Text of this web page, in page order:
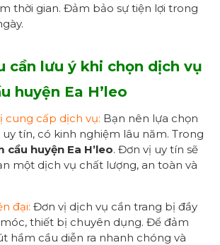
thời gian. Đảm bảo sự tiện lợi trong
cần lưu ý khi chọn dịch vụ
huyện Ea H’leo
cung cấp dịch vụ: Bạn nên lựa chọn
tín, có kinh nghiệm lâu năm. Trong
cầu huyện Ea H’leo. Đơn vị uy tín sẽ
một dịch vụ chất lượng, an toàn và
đại: Đơn vị dịch vụ cần trang bị đầy
thiết bị chuyên dụng. Để đảm
hầm cầu diễn ra nhanh chóng và